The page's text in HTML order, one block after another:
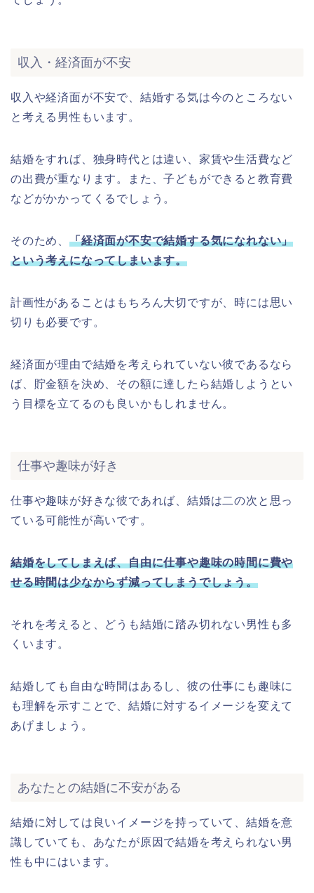
収入・経済面が不安
収入や経済面が不安で、結婚する気は今のところない
と考える男性もいます。
結婚をすれば、独身時代とは違い、家賃や生活費など
の出費が重なります。また、子どもができると教育費
などがかかってくるでしょう。
そのため、 「経済面が不安で結婚する気になれない」
という考えになってしまいます。
計画性があることはもちろん大切ですが、時には思い
切りも必要です。
経済面が理由で結婚を考えられていない彼であるなら
ば、貯金額を決め、その額に達したら結婚しようとい
う目標を立てるのも良いかもしれません。
仕事や趣味が好き
仕事や趣味が好きな彼であれば、結婚は二の次と思っ
ている可能性が高いです。
結婚をしてしまえば、自由に仕事や趣味の時間に費や
せる時間は少なからず減ってしまうでしょう。
それを考えると、どうも結婚に踏み切れない男性も多
くいます。
結婚しても自由な時間はあるし、彼の仕事にも趣味に
も理解を示すことで、結婚に対するイメージを変えて
あげましょう。
あなたとの結婚に不安がある
結婚に対しては良いイメージを持っていて、結婚を意
識していても、あなたが原因で結婚を考えられない男
性も中にはいます。